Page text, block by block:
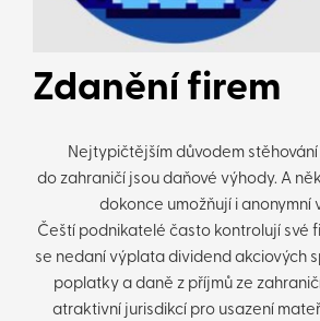
Zdanění firem
Nejtypičtějším důvodem
do zahraničí jsou daňové výhody. A
dokonce umožňují i anonymní
Čeští podnikatelé často kontrolují své
se nedaní výplata dividend akciových
poplatky a daně z příjmů ze
atraktivní jurisdikcí pro usazení